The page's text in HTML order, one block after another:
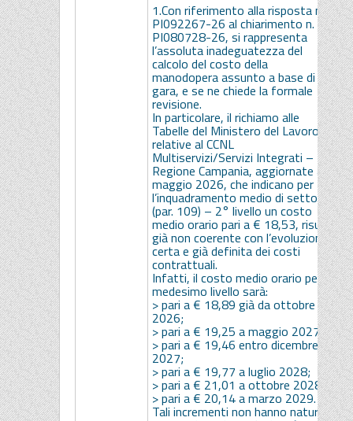
1.Con riferimento alla risposta n.
PI092267-26 al chiarimento n.
PI080728-26, si rappresenta
l’assoluta inadeguatezza del
calcolo del costo della
manodopera assunto a base di
gara, e se ne chiede la formale
revisione.
In particolare, il richiamo alle
Tabelle del Ministero del Lavoro
relative al CCNL
Multiservizi/Servizi Integrati –
Regione Campania, aggiornate a
maggio 2026, che indicano per
l’inquadramento medio di settore
(par. 109) – 2° livello un costo
medio orario pari a € 18,53, risulta
già non coerente con l’evoluzione
certa e già definita dei costi
contrattuali.
Infatti, il costo medio orario per il
medesimo livello sarà:
> pari a € 18,89 già da ottobre
2026;
> pari a € 19,25 a maggio 2027;
> pari a € 19,46 entro dicembre
2027;
> pari a € 19,77 a luglio 2028;
> pari a € 21,01 a ottobre 2028;
> pari a € 20,14 a marzo 2029.
Tali incrementi non hanno natura